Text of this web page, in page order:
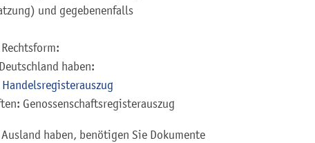
und gegebenenfalls
haben:
Handelsregisterauszug
Genossenschaftsregisterauszug
haben, benötigen Sie Dokumente